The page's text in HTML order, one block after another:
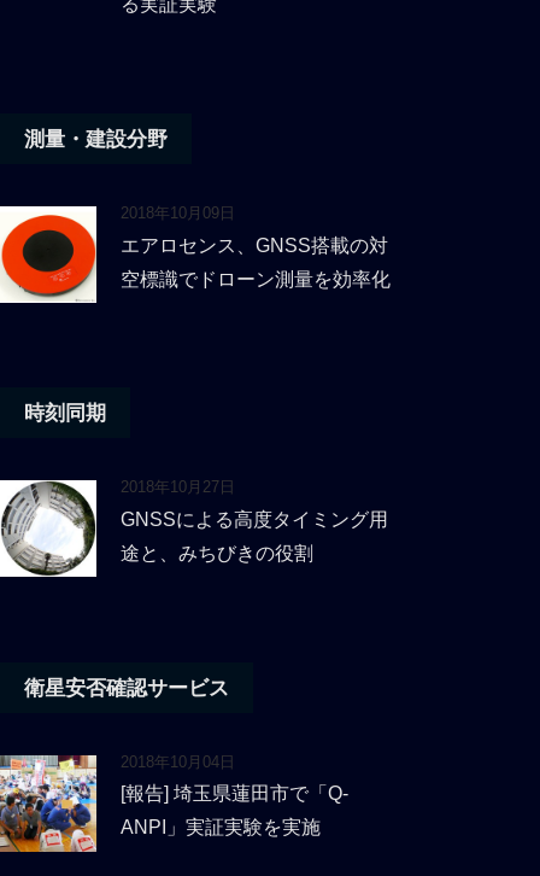
る実証実験
測量・建設分野
2018年10月09日
エアロセンス、GNSS搭載の対
空標識でドローン測量を効率化
時刻同期
2018年10月27日
GNSSによる高度タイミング用
途と、みちびきの役割
衛星安否確認サービス
2018年10月04日
[報告] 埼玉県蓮田市で「Q-
ANPI」実証実験を実施